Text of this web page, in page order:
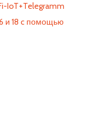
IoT+Telegramm
и 18 c помощью